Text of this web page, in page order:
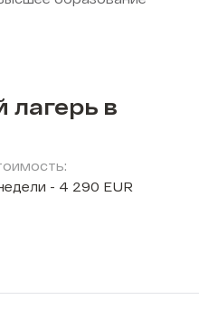
лагерь в
- 4 290 EUR